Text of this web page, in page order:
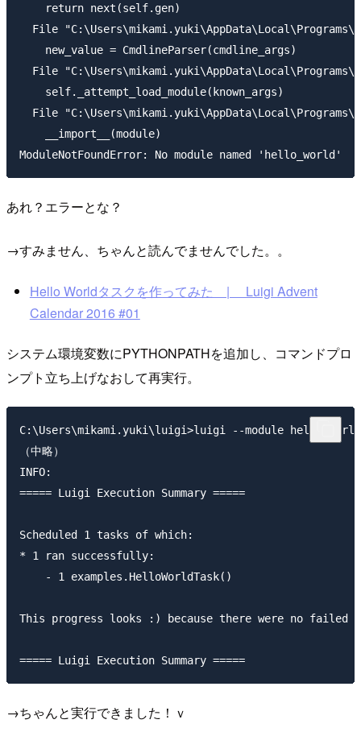
    return next(self.gen)
File
    new_value = CmdlineParser(cmdline_args)
File
    self._attempt_load_module(known_args)
File
    __import__(module)
あれ？エラーとな？
→すみません、ちゃんと読んでませんでした。。
Hello Worldタスクを作ってみた | Luigi Advent
Calendar 2016 #01
システム環境変数にPYTHONPATHを追加し、コマンドプロ
ンプト立ち上げなおして再実行。
C:\Users\mikami.yuki\luigi>luigi --module
（中略）
INFO:
===== Luigi Execution Summary =====
Scheduled 1 tasks of which:
* 1 ran successfully:
    - 1 examples.HelloWorldTask()
This progress looks :) because there were no failed
→ちゃんと実行できました！ｖ